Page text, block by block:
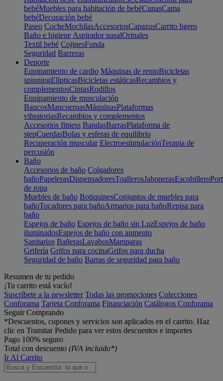
bebéMuebles para habitación de bebéCunasCama
bebéDecoración bebé
Paseo CocheMochilasAccesoriosCapazosCarrito ligero
Baño e higiene Aspirador nasalOrinales
Textil bebé CojinesFunda
Seguridad Barreras
Deporte
Equipamiento de cardio Máquinas de remoBicicletas
spinningElípticasBicicletas estáticasRecambios y
complementosCintasRodillos
Equipamiento de musculación
BancosMancuernasMáquinasPlataformas
vibratoriasRecambios y complementos
Accesorios fitness BandasBarrasPlataforma de
stepCuerdasBolas y esferas de equilibrio
Recuperación muscular ElectroestimulaciónTerapia de
percusión
Baño
Accesorios de baño Colgadores
bañoPapelerasDispensadoresToallerosJabonerasEscobillero
de ropa
Muebles de baño BotiquinesConjuntos de muebles para
bañoTocadores para bañoArmarios para bañoRepisa para
baño
Espejos de baño Espejos de baño sin LuzEspejos de baño
iluminadosEspejos de baño con aumento
Sanitarios BañerasLavabosMamparas
Grifería Grifos para cocinaGrifos para ducha
Seguridad de baño Barras de seguridad para baño
Resumen de tu pedido
¡Tu carrito está vacío!
Suscríbete a la newsletter Todas las promociones Colecciones
Conforama Tarjeta Conforama Financiación Catálogos Conforama
Seguir Comprando
*Descuentos, cupones y servicios son aplicados en el carrito. Haz
clic en Tramitar Pedido para ver estos descuentos e importes
Pago 100% seguro
Total con descuento (IVA incluido*)
Ir Al Carrito